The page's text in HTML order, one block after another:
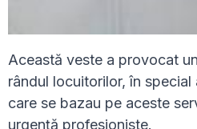
Această veste a provocat
rândul locuitorilor, în
care se bazau pe aceste
urgență profesioniste.